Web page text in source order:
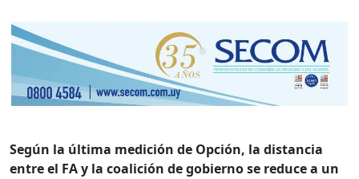
Según la última medición de Opción, la distancia
entre el FA y la coalición de gobierno se reduce a un